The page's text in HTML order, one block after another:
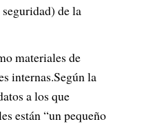
de la
materiales de
internas.Según la
a los que
están “un pequeño